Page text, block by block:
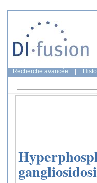
Recherche avancée